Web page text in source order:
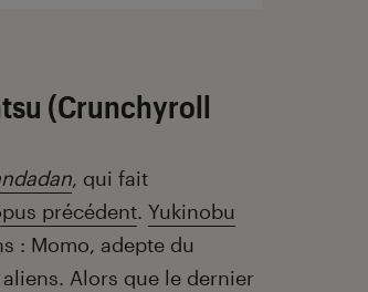
(Crunchyroll
, qui fait
précédent. Yukinobu
: Momo, adepte du
Alors que le dernier